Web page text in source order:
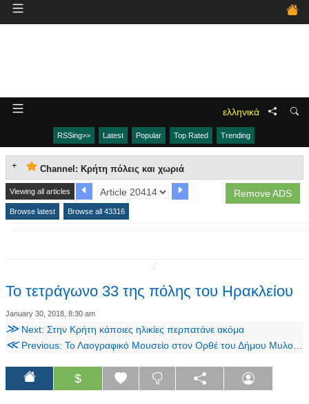
ελληνικά
RSSing>> Latest Popular Top Rated Trending
Channel: Κρήτη πόλεις και χωριά
Remove ADS
Viewing all articles
Browse latest Browse all 43316
Το τετράγωνο 33 της πόλης του Ηρακλείου
January 30, 2018, 8:30 am
≫ Next: Στην Κρήτη κάποιες ηλικίες περπατάνε ακόμα
≪Previous: Το Λαογραφικό Μουσείο στον Ορθέ του Δήμου Μυλοποτάμου.
$